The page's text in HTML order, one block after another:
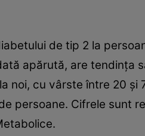
de tip 2 la
apărută, are tendinţa
noi, cu vârste între 20
persoane. Cifrele sunt